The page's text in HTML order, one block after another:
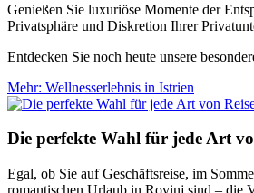
Genießen Sie luxuriöse Momente der
Privatsphäre und Diskretion Ihrer
Entdecken Sie noch heute unsere
Mehr: Wellnesserlebnis in Istrien
Die perfekte Wahl für jede Art
Egal, ob Sie auf Geschäftsreise, im
romantischen Urlaub in Rovinj sind – die